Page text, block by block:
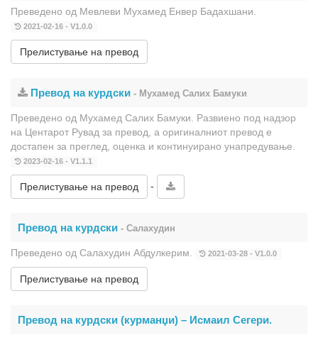
Преведено од Мевлеви Мухамед Енвер Бадахшани.
2021-02-16 - V1.0.0
Прелистување на превод
Превод на курдски - Мухамед Салих Бамуки
Преведено од Мухамед Салих Бамуки. Развиено под надзор
на Центарот Рувад за превод, а оригиналниот превод е
достапен за преглед, оценка и континуирано унапредување.
2023-02-16 - V1.1.1
Прелистување на превод -
Превод на курдски - Салахудин
Преведено од Салахудин Абдулкерим. 2021-03-28 - V1.0.0
Прелистување на превод
Превод на курдски (курманџи) – Исмаил Сегери.